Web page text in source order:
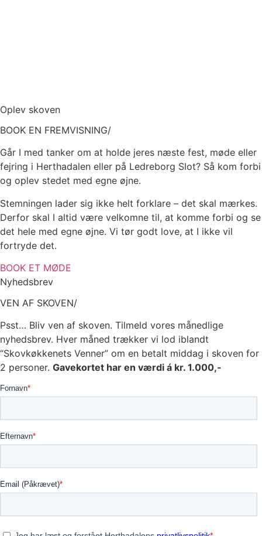
Oplev skoven
BOOK EN FREMVISNING/
Går I med tanker om at holde jeres næste fest, møde eller
fejring i Herthadalen eller på Ledreborg Slot? Så kom forbi
og oplev stedet med egne øjne.
Stemningen lader sig ikke helt forklare – det skal mærkes.
Derfor skal I altid være velkomne til, at komme forbi og se
det hele med egne øjne. Vi tør godt love, at I ikke vil
fortryde det.
BOOK ET MØDE
Nyhedsbrev
VEN AF SKOVEN/
Psst… Bliv ven af skoven. Tilmeld vores månedlige
nyhedsbrev. Hver måned trækker vi lod iblandt
“Skovkøkkenets Venner” om en betalt middag i skoven for
2 personer. Gavekortet har en værdi á kr. 1.000,-